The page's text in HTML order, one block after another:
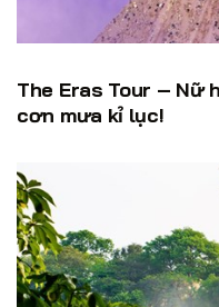
The Eras Tour – Nữ
cơn mưa kỉ lục!